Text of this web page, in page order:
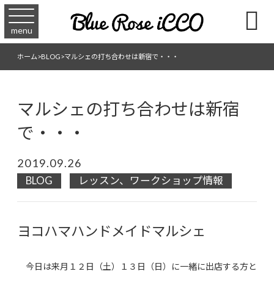
menu 
ホーム>BLOG>マルシェの打ち合わせは新宿で・・・
マルシェの打ち合わせは新宿
で・・・
2019.09.26
BLOG レッスン、ワークショップ情報
ヨコハマハンドメイドマルシェ
今日は来月１２日（土）１３日（日）に一緒に出店する方と